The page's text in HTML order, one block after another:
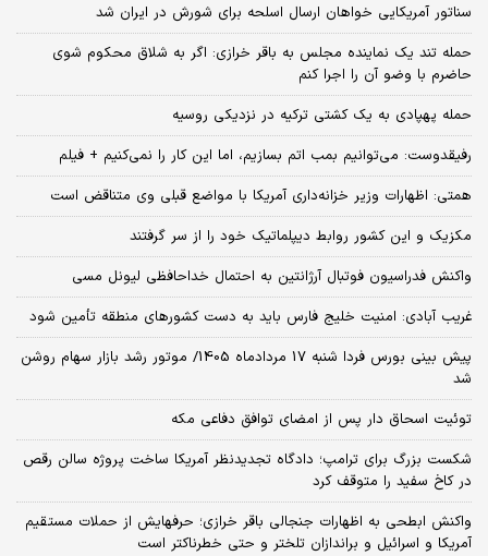
سناتور آمریکایی خواهان ارسال اسلحه برای شورش در ایران شد
حمله تند یک نماینده مجلس به باقر خرازی: اگر به شلاق محکوم شوی
حاضرم با وضو آن را اجرا کنم
حمله پهپادی به یک کشتی ترکیه در نزدیکی روسیه
رفیقدوست: می‌توانیم بمب اتم بسازیم، اما این کار را نمی‌کنیم + فیلم
همتی: اظهارات وزیر خزانه‌داری آمریکا با مواضع قبلی وی متناقض است
مکزیک و این کشور روابط دیپلماتیک خود را از سر گرفتند
واکنش فدراسیون فوتبال آرژانتین به احتمال خداحافظی لیونل مسی
غریب آبادی: امنیت خلیج فارس باید به دست کشورهای منطقه تأمین شود
پیش بینی بورس فردا شنبه 17 مردادماه 1405/ موتور رشد بازار سهام روشن
شد
توئیت اسحاق دار پس از امضای توافق دفاعی مکه
شکست بزرگ برای ترامپ؛ دادگاه تجدیدنظر آمریکا ساخت پروژه سالن رقص
در کاخ سفید را متوقف کرد
واکنش ابطحی به اظهارات جنجالی باقر خرازی؛ حرفهایش از حملات مستقیم
آمریکا و اسرائیل و براندازان تلختر و حتی خطرناکتر است